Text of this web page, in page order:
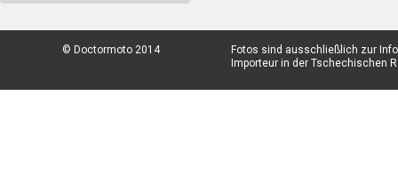
© Doctormoto 2014
Fotos sind ausschließlich zur
Importeur in der Tschechischen